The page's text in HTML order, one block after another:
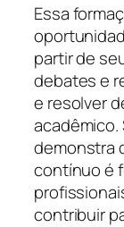
Essa
partir de
debates e
e resolver
demonstra
contínuo é
contribuir